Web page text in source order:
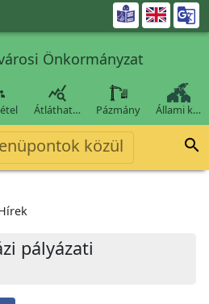

Önkormányzat

Átláthat… Pázmány Állami k…
közül 
pályázati